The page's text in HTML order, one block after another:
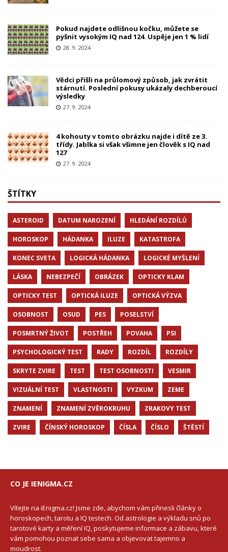
Pokud najdete odlišnou kočku, můžete se
pyšnit vysokým IQ nad 124. Uspěje jen 1 % lidí
28. 9. 2024
Vědci přišli na průlomový způsob, jak zvrátit
stárnutí. Poslední pokusy ukázaly dechberoucí
výsledky
27. 9. 2024
4 kohouty v tomto obrázku najde i dítě ze 3.
třídy. Jablka si však všimne jen člověk s IQ nad
127
27. 9. 2024
ŠTÍTKY
ASTEROID DATUM NAROZENÍ HLEDÁNÍ ROZDÍLŮ
HOROSKOP HÁDANKA ILUZE KATASTROFA
KONEC SVETA LOGICKÁ HÁDANKA LOGICKÉ MYŠLENÍ
LÁSKA NEBEZPEČÍ OBRÁZEK OPTICKY KLAM
OPTICKY TEST OPTICKÁ ILUZE OPTICKÁ VÝZVA
OSOBNOST OSUD PES POSELSTVÍ
POSMRTNÝ ŽIVOT POSTŘEH POVAHA PSI
PSYCHOLOGICKÝ TEST RADY ROZDÍL ROZDÍLY
SKRYTE ZVIRE TEST TEST OSOBNOSTI VESMIR
VIZUÁLNÍ TEST VLASTNOSTI VYZKUM ZEME
ZNAMENÍ ZNAMENÍ ZVĚROKRUHU ZRAKOVY TEST
ZVIRE ČÍNSKÝ HOROSKOP ČÍSLA ČÍSLO ŠTĚSTÍ
CO JE IENIGMA.CZ
Vítejte na iEnigma.cz! Jsme zde, abychom vám přinesli články o
horoskopech, tarotu a IQ testech. Od astrologie a výkladu snů po
tarotové karty a měření IQ, poskytujeme informace a zábavu, které
vám pomohou poznat sebe sama a objevovat tajemno a
moudrost.